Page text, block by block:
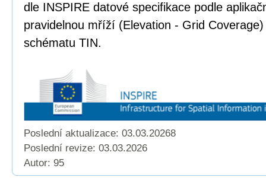
dle INSPIRE datové specifikace podle
pravidelnou mříží (Elevation - Grid
schématu TIN.
Poslední aktualizace: 03.03.20268
Poslední revize: 03.03.2026
Autor: 95